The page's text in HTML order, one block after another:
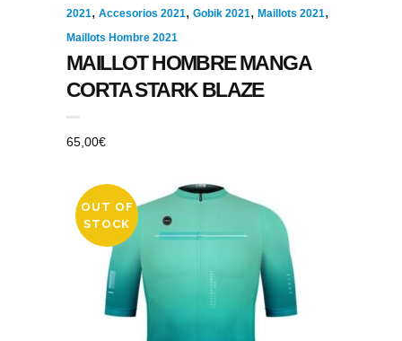
2021, Accesorios 2021, Gobik 2021, Maillots 2021,
Maillots Hombre 2021
MAILLOT HOMBRE MANGA
CORTA STARK BLAZE
65,00€
OUT OF
STOCK